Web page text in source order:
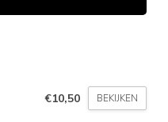
€10,50 BEKIJKEN